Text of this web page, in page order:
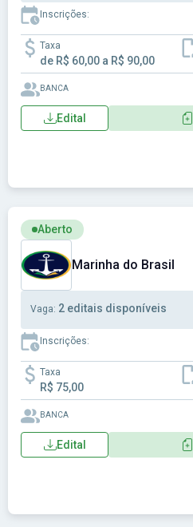
Inscrições:
Taxa
de R$ 60,00 a R$ 90,00
BANCA
Edital
Ver concurso: Marinha do Brasil
Aberto
Marinha do Brasil
Vaga: 2 editais disponíveis
Inscrições:
Taxa
R$ 75,00
BANCA
Edital